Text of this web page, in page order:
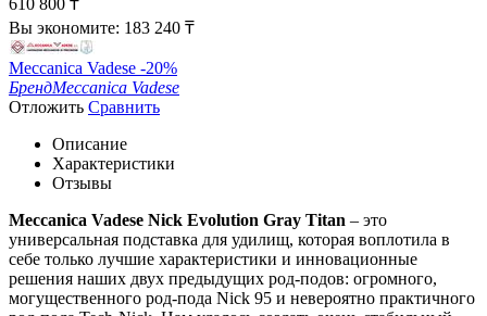
Вы экономите: 183 240 ₸
Meccanica Vadese -20%
БрендMeccanica Vadese
Отложить Сравнить
Описание
Характеристики
Отзывы
Meccanica Vadese Nick Evolution Gray Titan – это
универсальная подставка для удилищ, которая воплотила в
себе только лучшие характеристики и инновационные
решения наших двух предыдущих род-подов: огромного,
могущественного род-пода Nick 95 и невероятно практичного